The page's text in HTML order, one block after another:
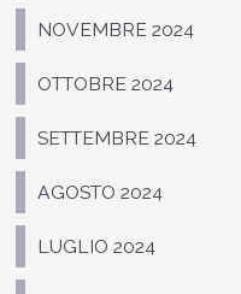
NOVEMBRE 2024
OTTOBRE 2024
SETTEMBRE 2024
AGOSTO 2024
LUGLIO 2024